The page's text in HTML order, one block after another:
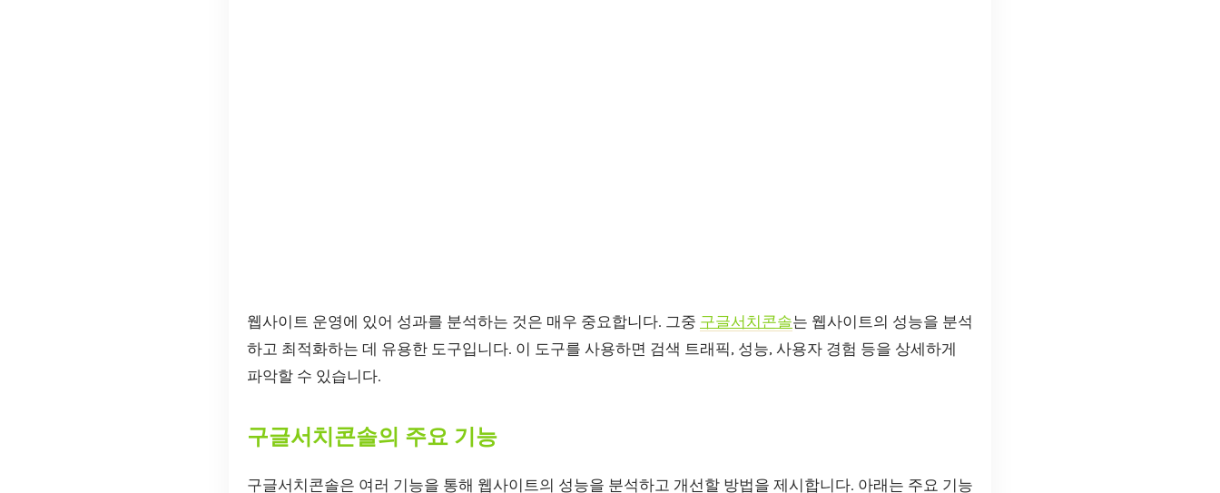
웹사이트 운영에 있어 성과를 분석하는 것은 매우 중요합니다. 그중 구글서치콘솔는 웹사이트의 성능을 분석
하고 최적화하는 데 유용한 도구입니다. 이 도구를 사용하면 검색 트래픽, 성능, 사용자 경험 등을 상세하게
파악할 수 있습니다.
구글서치콘솔의 주요 기능
구글서치콘솔은 여러 기능을 통해 웹사이트의 성능을 분석하고 개선할 방법을 제시합니다. 아래는 주요 기능